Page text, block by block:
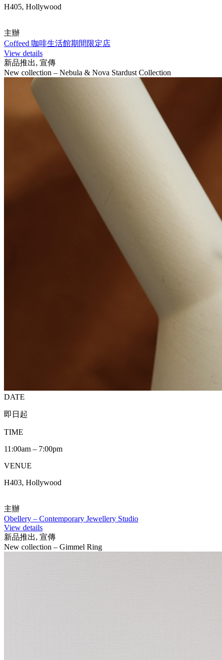
H405, Hollywood
主辦
Coffeed 咖啡生活館期間限定店
View details
新品推出, 宣傳
New collection – Nebula & Nova Stardust Collection
DATE
即日起
TIME
11:00am – 7:00pm
VENUE
H403, Hollywood
主辦
Obellery – Contemporary Jewellery Studio
View details
新品推出, 宣傳
New collection – Gimmel Ring